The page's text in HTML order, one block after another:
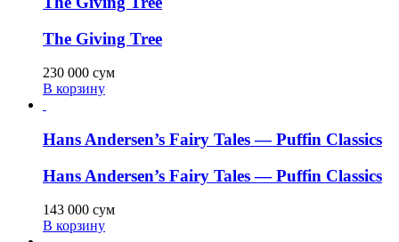
The Giving Tree
230 000 сум
В корзину
Hans Andersen’s Fairy Tales — Puffin Classics
Hans Andersen’s Fairy Tales — Puffin Classics
143 000 сум
В корзину